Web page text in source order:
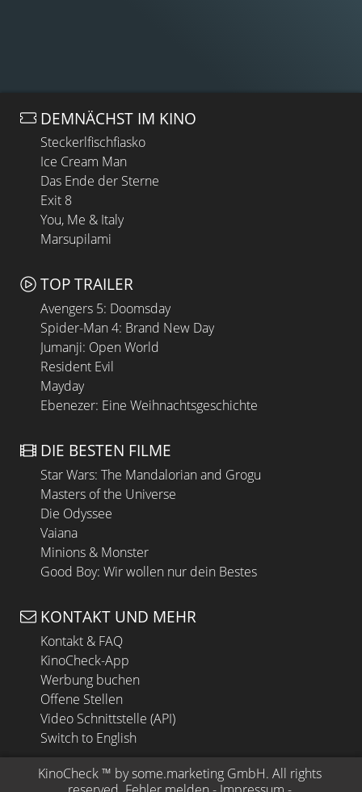
DEMNÄCHST IM KINO
Steckerlfischfiasko
Ice Cream Man
Das Ende der Sterne
Exit 8
You, Me & Italy
Marsupilami
TOP TRAILER
Avengers 5: Doomsday
Spider-Man 4: Brand New Day
Jumanji: Open World
Resident Evil
Mayday
Ebenezer: Eine Weihnachtsgeschichte
DIE BESTEN FILME
Star Wars: The Mandalorian and Grogu
Masters of the Universe
Die Odyssee
Vaiana
Minions & Monster
Good Boy: Wir wollen nur dein Bestes
KONTAKT UND MEHR
Kontakt & FAQ
KinoCheck-App
Werbung buchen
Offene Stellen
Video Schnittstelle (API)
Switch to English
KinoCheck ™ by some.marketing GmbH. All rights